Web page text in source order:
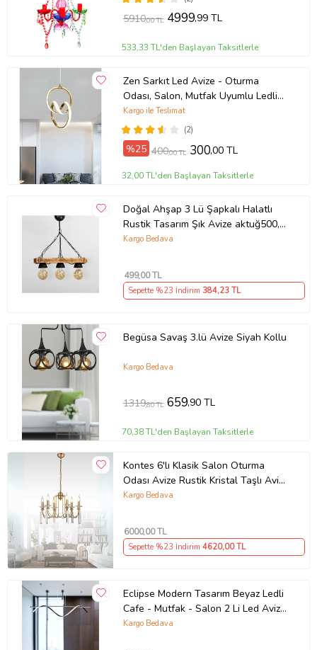
5910,00 TL 4999,99 TL
533,33 TL'den Başlayan Taksitlerle
Zen Sarkıt Led Avize - Oturma
Odası, Salon, Mutfak Uyumlu Ledli
Avize (Gold)
(2)
Kargo ile Teslimat
%25 400,00 TL 300,00 TL
32,00 TL'den Başlayan Taksitlerle
Doğal Ahşap 3 Lü Şapkalı Halatlı
Rustik Tasarım Şık Avize aktuğ500,
one size
Kargo Bedava
499,00 TL
Sepette %23 İndirim 384,23 TL
Begüsa Savaş 3.lü Avize Siyah Kollu
Kargo Bedava
1319,80 TL 659,90 TL
70,38 TL'den Başlayan Taksitlerle
Kontes 6'lı Klasik Salon Oturma
Odası Avize Rustik Kristal Taşlı Avize
(Eskitme Altın)
Kargo Bedava
6000,00 TL
Sepette %23 İndirim 4620,00 TL
Eclipse Modern Tasarım Beyaz Ledli
Cafe - Mutfak - Salon 2 Li Led Avize
(Siyah)
Kargo Bedava